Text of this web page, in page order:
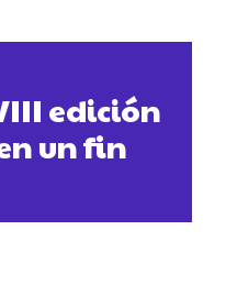
edición
un fin